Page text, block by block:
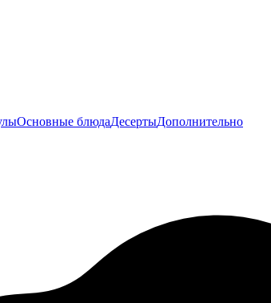
Основные блюдаДесертыДополнительно